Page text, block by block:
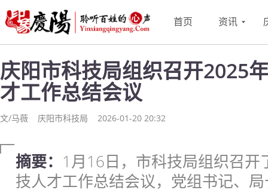
首页 资讯
庆阳市科技局组织召开2025
才工作总结会议
文/马薇 庆阳市科技局 2026-01-20 20:32
摘要： 1月16日，市科技局组织召开
技人才工作总结会议，党组书记、